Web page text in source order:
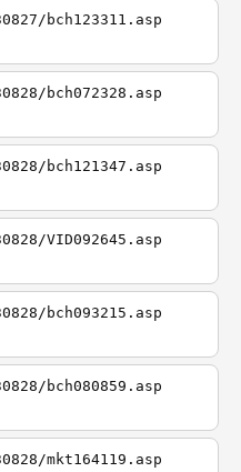
bch123311.asp
bch072328.asp
bch121347.asp
VID092645.asp
bch093215.asp
bch080859.asp
mkt164119.asp